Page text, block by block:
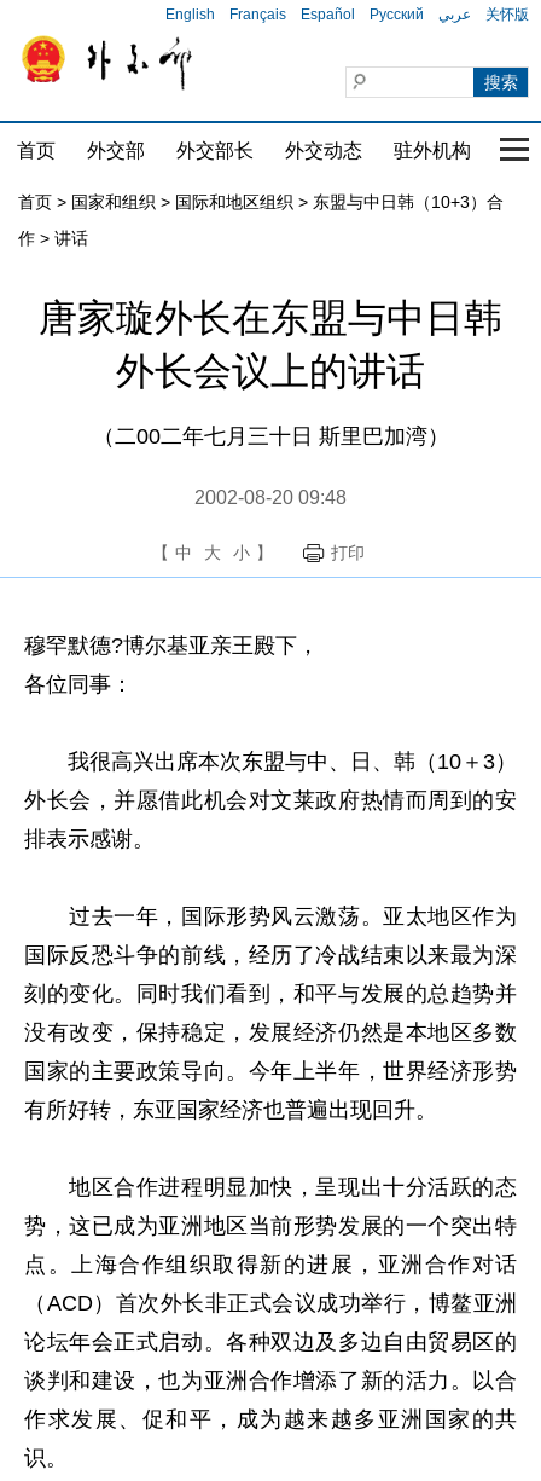
English Français Español Русский عربي 关怀版
首页 外交部 外交部长 外交动态 驻外机构 国
首页 > 国家和组织 > 国际和地区组织 > 东盟与中日韩（10+3）合
作 > 讲话
唐家璇外长在东盟与中日韩
外长会议上的讲话
（二00二年七月三十日 斯里巴加湾）
2002-08-20 09:48
【 中 大 小 】 打印
穆罕默德?博尔基亚亲王殿下，
各位同事：
我很高兴出席本次东盟与中、日、韩（10＋3）
外长会，并愿借此机会对文莱政府热情而周到的安
排表示感谢。
过去一年，国际形势风云激荡。亚太地区作为
国际反恐斗争的前线，经历了冷战结束以来最为深
刻的变化。同时我们看到，和平与发展的总趋势并
没有改变，保持稳定，发展经济仍然是本地区多数
国家的主要政策导向。今年上半年，世界经济形势
有所好转，东亚国家经济也普遍出现回升。
地区合作进程明显加快，呈现出十分活跃的态
势，这已成为亚洲地区当前形势发展的一个突出特
点。上海合作组织取得新的进展，亚洲合作对话
（ACD）首次外长非正式会议成功举行，博鳌亚洲
论坛年会正式启动。各种双边及多边自由贸易区的
谈判和建设，也为亚洲合作增添了新的活力。以合
作求发展、促和平，成为越来越多亚洲国家的共
识。